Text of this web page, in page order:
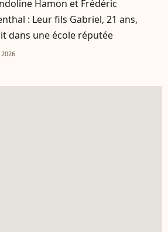
Hamon et Frédéric
: Leur fils Gabriel, 21 ans,
dans une école réputée